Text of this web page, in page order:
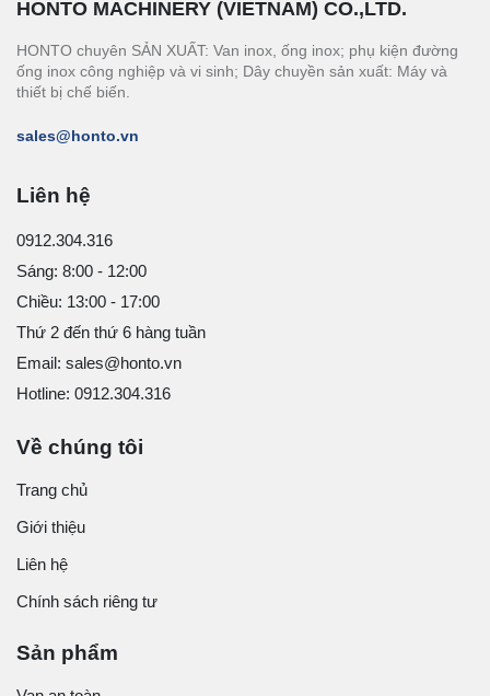
HONTO MACHINERY (VIETNAM) CO.,LTD.
HONTO chuyên SẢN XUẤT: Van inox, ống inox; phụ kiện đường
ống inox công nghiệp và vi sinh; Dây chuyền sản xuất: Máy và
thiết bị chế biến.
sales@honto.vn
Liên hệ
0912.304.316
Sáng: 8:00 - 12:00
Chiều: 13:00 - 17:00
Thứ 2 đến thứ 6 hàng tuần
Email: sales@honto.vn
Hotline: 0912.304.316
Về chúng tôi
Trang chủ
Giới thiệu
Liên hệ
Chính sách riêng tư
Sản phẩm